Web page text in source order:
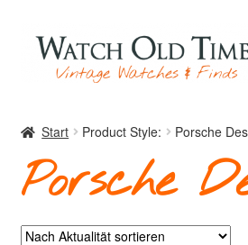
Zur
Navigation
springen
Zum
Inhalt
springen
Uhren
Start Product Style: Porsche
Porsche